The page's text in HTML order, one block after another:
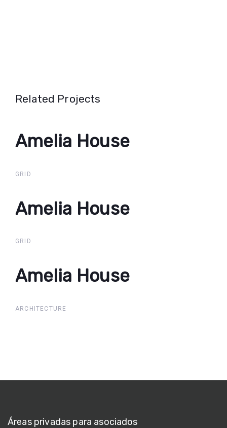
Related Projects
Amelia House
Amelia
House
GRID
Amelia House
Amelia
House
GRID
Amelia House
Amelia
House
ARCHITECTURE
Áreas privadas para asociados